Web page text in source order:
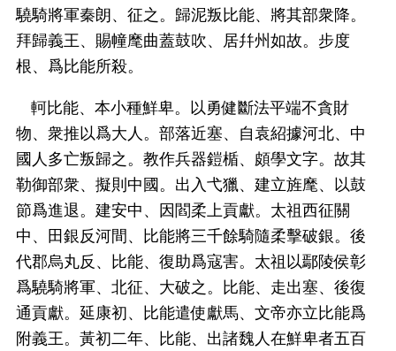
驍騎將軍秦朗、征之。歸泥叛比能、將其部衆降。
拜歸義王、賜幢麾曲蓋鼓吹、居幷州如故。步度
根、爲比能所殺。
軻比能、本小種鮮卑。以勇健斷法平端不貪財
物、衆推以爲大人。部落近塞、自袁紹據河北、中
國人多亡叛歸之。教作兵器鎧楯、頗學文字。故其
勒御部衆、擬則中國。出入弋獵、建立旌麾、以鼓
節爲進退。建安中、因閻柔上貢獻。太祖西征關
中、田銀反河間、比能將三千餘騎隨柔擊破銀。後
代郡烏丸反、比能、復助爲寇害。太祖以鄢陵侯彰
爲驍騎將軍、北征、大破之。比能、走出塞、後復
通貢獻。延康初、比能遣使獻馬、文帝亦立比能爲
附義王。黃初二年、比能、出諸魏人在鮮卑者五百